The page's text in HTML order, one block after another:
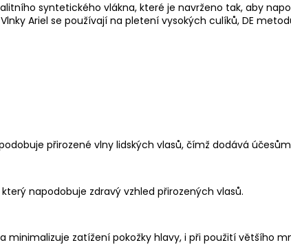
syntetického vlákna, které je navrženo tak, aby
Ariel se používají na pletení vysokých culíků, DE
přirozené vlny lidských vlasů, čímž dodává
napodobuje zdravý vzhled přirozených vlasů.
minimalizuje zatížení pokožky hlavy, i při použití většího